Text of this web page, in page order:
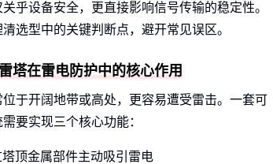
关乎设备安全，更直接影响信号传输的稳定性。
选型中的关键判断点，避开常见误区。
塔在雷电防护中的核心作用
于开阔地带或高处，更容易遭受雷击。一套可
要实现三个核心功能：
塔顶金属部件主动吸引雷电